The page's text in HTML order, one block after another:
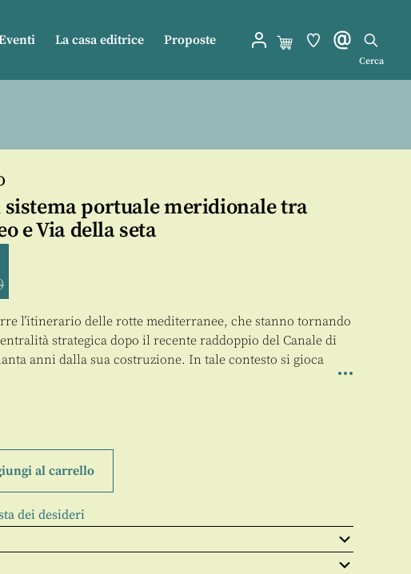
La casa editrice Proposte
Cerca
portuale meridionale tra
e Via della seta
l’itinerario delle rotte mediterranee, che stanno tornando
strategica dopo il recente raddoppio del Canale di
anni dalla sua costruzione. In tale contesto si gioca
al carrello
dei desideri